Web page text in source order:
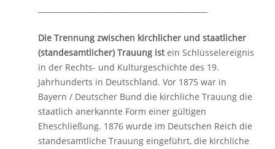
Die Trennung zwischen kirchlicher und staatlicher
(standesamtlicher) Trauung istein Schlüsselereignis
in der Rechts- und Kulturgeschichte des 19.
Jahrhunderts in Deutschland. Vor 1875 war in
Bayern / Deutscher Bund die kirchliche Trauung die
staatlich anerkannte Form einer gültigen
Eheschließung. 1876 wurde im Deutschen Reich die
standesamtliche Trauung eingeführt, die kirchliche